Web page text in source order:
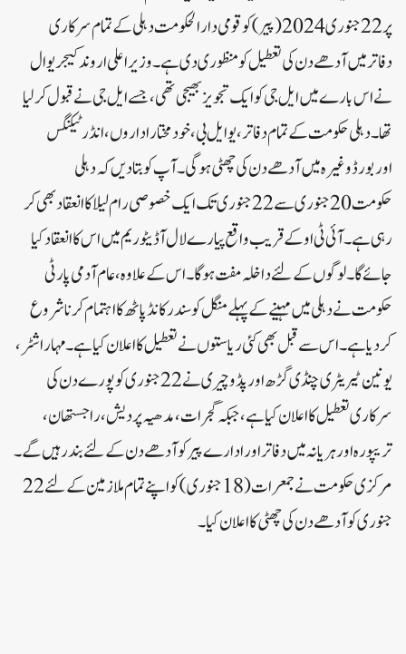
پر 22 جنوری 2024 (پیر) کوقومی دارالحکومت دہلی کے تمام سرکاری
دفاترمیں آدھے دن کی تعطیل کو منظوری دی ہے۔ وزیراعلی اروند کیجریوال
نے اس بارے میں ایل جی کوایک تجویز بھیجی تھی، جسے ایل جی نے قبول کرلیا
تھا۔ دہلی حکومت کے تمام دفاتر، یوایل بی، خود مختاراداروں، انڈرٹیکنگس
اوربورڈ وغیرہ میں آدھے دن کی چھٹی ہوگی۔ آپ کو بتا دیں کہ دہلی
حکومت 20 جنوری سے 22 جنوری تک ایک خصوصی رام لیلا کا انعقاد بھی کر
رہی ہے۔ آئی ٹی اوکے قریب واقع پیارے لال آڈیٹوریم میں اس کا انعقاد کیا
جائے گا۔ لوگوں کے لئے داخلہ مفت ہوگا۔ اس کے علاوہ، عام آدمی پارٹی
حکومت نے دہلی میں مہینے کے پہلے منگل کوسندرکانڈ پاٹھ کا اہتمام کرنا شروع
کردیا ہے۔ اس سے قبل بھی کئی ریاستوں نے تعطیل کا اعلان کیا ہے۔ مہاراشٹر،
یونین ٹیریٹری چنڈی گڑھ اورپڈوچیری نے 22 جنوری کو پورے دن کی
سرکاری تعطیل کا اعلان کیا ہے، جبکہ گجرات، مدھیہ پردیش، راجستھان،
تریپورہ اورہریانہ میں دفاتراورادارے پیرکو آدھے دن کے لئے بند رہیں گے۔
مرکزی حکومت نے جمعرات (18 جنوری) کو اپنے تمام ملازمین کے لئے 22
جنوری کو آدھے دن کی چھٹی کا اعلان کیا۔